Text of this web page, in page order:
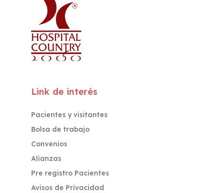
Link de interés
Pacientes y visitantes
Bolsa de trabajo
Convenios
Alianzas
Pre registro Pacientes
Avisos de Privacidad